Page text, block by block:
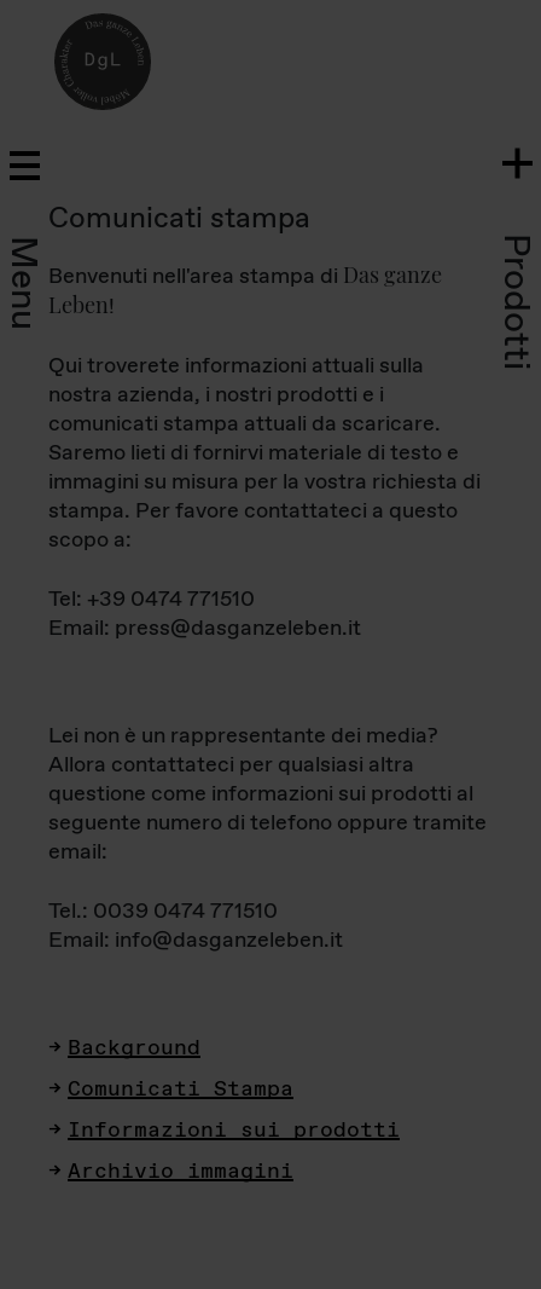
Menu Prodotti
Comunicati stampa
Benvenuti nell'area stampa di Das ganze
Leben!
Qui troverete informazioni attuali sulla
nostra azienda, i nostri prodotti e i
comunicati stampa attuali da scaricare.
Saremo lieti di fornirvi materiale di testo e
immagini su misura per la vostra richiesta di
stampa. Per favore contattateci a questo
scopo a:
Tel: +39 0474 771510
Email: press@dasganzeleben.it
Lei non è un rappresentante dei media?
Allora contattateci per qualsiasi altra
questione come informazioni sui prodotti al
seguente numero di telefono oppure tramite
email:
Tel.: 0039 0474 771510
Email: info@dasganzeleben.it
Background
Comunicati Stampa
Informazioni sui prodotti
Archivio immagini